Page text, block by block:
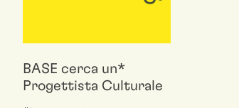
BASE cerca un*
Progettista Culturale